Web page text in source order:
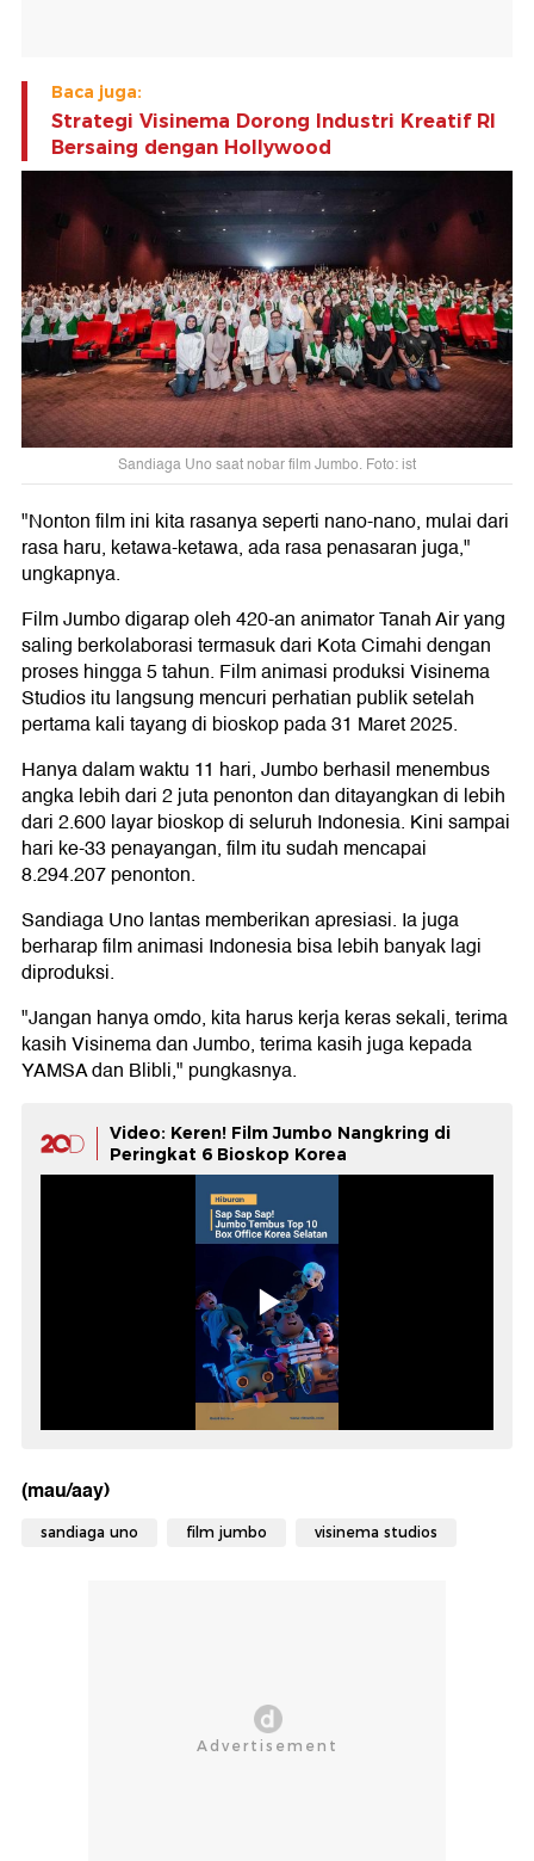
Baca juga:
Strategi Visinema Dorong Industri Kreatif RI
Bersaing dengan Hollywood
Sandiaga Uno saat nobar film Jumbo. Foto: ist
"Nonton film ini kita rasanya seperti nano-nano, mulai dari
rasa haru, ketawa-ketawa, ada rasa penasaran juga,"
ungkapnya.
Film Jumbo digarap oleh 420-an animator Tanah Air yang
saling berkolaborasi termasuk dari Kota Cimahi dengan
proses hingga 5 tahun. Film animasi produksi Visinema
Studios itu langsung mencuri perhatian publik setelah
pertama kali tayang di bioskop pada 31 Maret 2025.
Hanya dalam waktu 11 hari, Jumbo berhasil menembus
angka lebih dari 2 juta penonton dan ditayangkan di lebih
dari 2.600 layar bioskop di seluruh Indonesia. Kini sampai
hari ke-33 penayangan, film itu sudah mencapai
8.294.207 penonton.
Sandiaga Uno lantas memberikan apresiasi. Ia juga
berharap film animasi Indonesia bisa lebih banyak lagi
diproduksi.
"Jangan hanya omdo, kita harus kerja keras sekali, terima
kasih Visinema dan Jumbo, terima kasih juga kepada
YAMSA dan Blibli," pungkasnya.
Video: Keren! Film Jumbo Nangkring di
Peringkat 6 Bioskop Korea
(mau/aay)
sandiaga uno film jumbo visinema studios